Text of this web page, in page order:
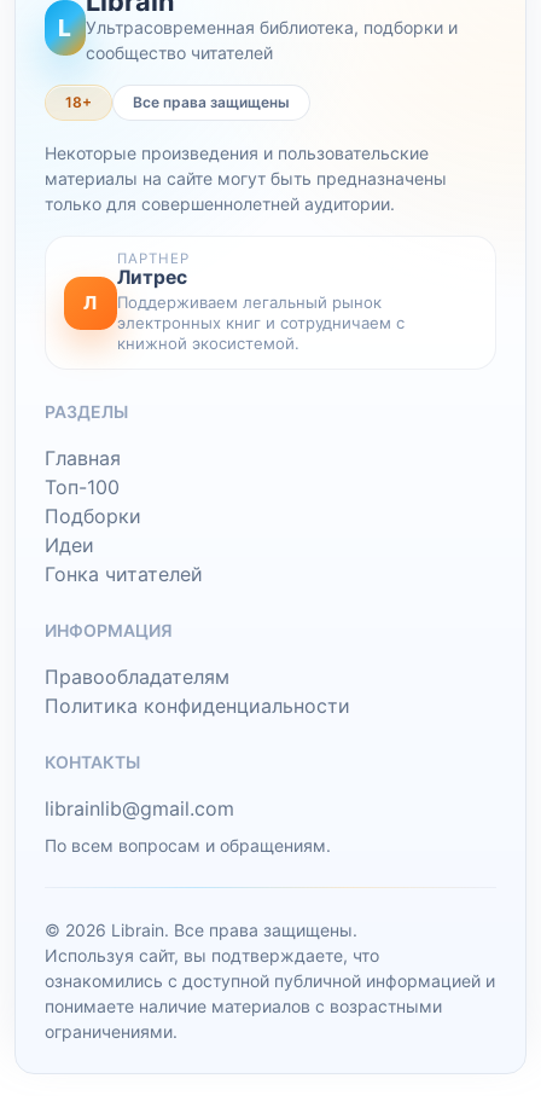
L
Ультрасовременная библиотека, подборки и
сообщество читателей
18+ Все права защищены
Некоторые произведения и пользовательские
материалы на сайте могут быть предназначены
только для совершеннолетней аудитории.
Л
ПАРТНЕР
Литрес
Поддерживаем легальный рынок
электронных книг и сотрудничаем с
книжной экосистемой.
РАЗДЕЛЫ
Главная
Топ-100
Подборки
Идеи
Гонка читателей
ИНФОРМАЦИЯ
Правообладателям
Политика конфиденциальности
КОНТАКТЫ
librainlib@gmail.com
По всем вопросам и обращениям.
© 2026 Librain. Все права защищены.
Используя сайт, вы подтверждаете, что
ознакомились с доступной публичной информацией и
понимаете наличие материалов с возрастными
ограничениями.